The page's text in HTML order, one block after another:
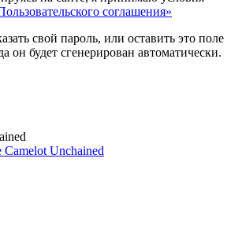
соглашения»
свой пароль, или оставить это поле
он будет сгенерирован автоматически.
Unchained